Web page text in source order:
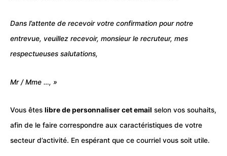
Dans l’attente de recevoir votre confirmation pour notre
entrevue, veuillez recevoir, monsieur le recruteur, mes
respectueuses salutations,
Mr / Mme …, »
Vous êtes libre de personnaliser cet email selon vos souhaits,
afin de le faire correspondre aux caractéristiques de votre
secteur d’activité. En espérant que ce courriel vous soit utile.